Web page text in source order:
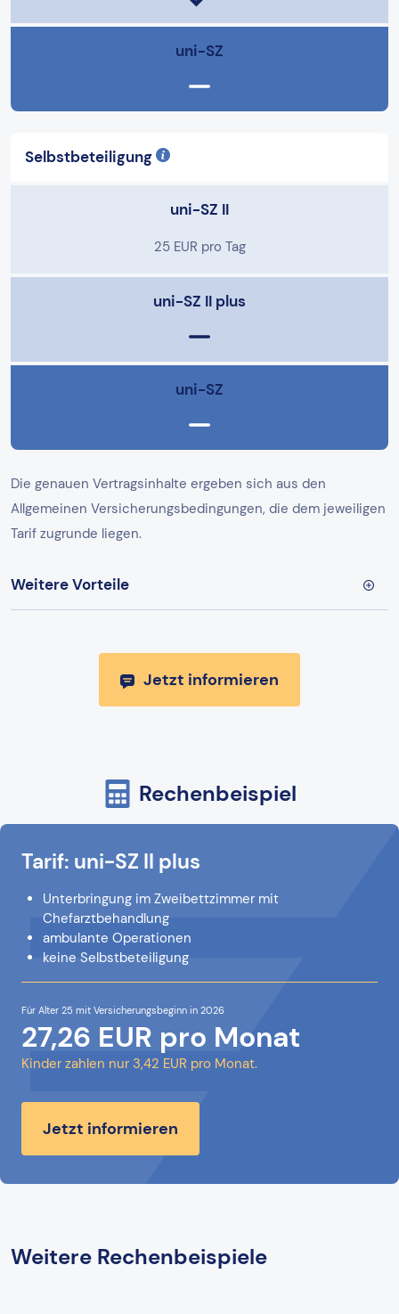
uni-SZ
Selbstbeteiligung
uni-SZ II
25 EUR pro Tag
uni-SZ II plus
uni-SZ
Die genauen Vertragsinhalte ergeben sich aus den
Allgemeinen Versicherungsbedingungen, die dem jeweiligen
Tarif zugrunde liegen.
Weitere Vorteile
Jetzt informieren
Rechenbeispiel
Tarif: uni-SZ II plus
Unterbringung im Zweibettzimmer mit
Chefarztbehandlung
ambulante Operationen
keine Selbstbeteiligung
Für Alter 25 mit Versicherungsbeginn in 2026
27,26 EUR pro Monat
Kinder zahlen nur 3,42 EUR pro Monat.
Jetzt informieren
Weitere Rechenbeispiele